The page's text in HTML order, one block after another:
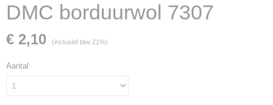
DMC borduurwol 7307
€ 2,10 (inclusief btw 21%)
Aantal